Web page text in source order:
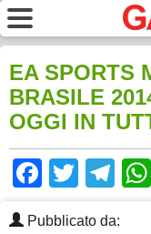
EA SPORTS
BRASILE
OGGI IN
Pubblicato da: